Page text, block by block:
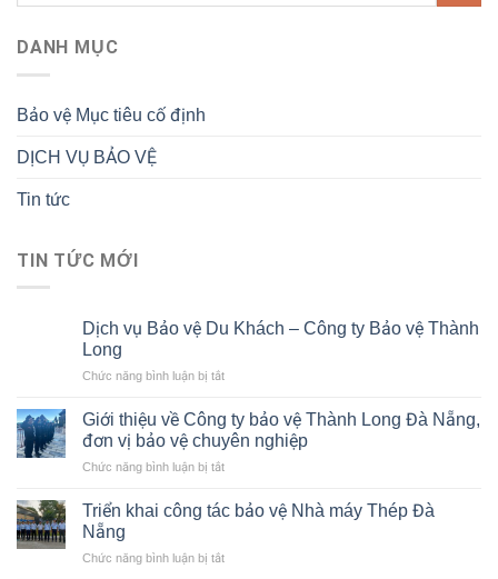
DANH MỤC
Bảo vệ Mục tiêu cố định
DỊCH VỤ BẢO VỆ
Tin tức
TIN TỨC MỚI
Dịch vụ Bảo vệ Du Khách – Công ty Bảo vệ Thành
Long
Chức năng bình luận bị tắtở
vụ
Bảo
vệ
Du
–
Bảo
Giới thiệu về Công ty bảo vệ Thành Long Đà Nẵng,
đơn vị bảo vệ chuyên nghiệp
Chức năng bình luận bị tắtở
thiệu
ty
Triển khai công tác bảo vệ Nhà máy Thép Đà
Nẵng
Chức năng bình luận bị tắtở